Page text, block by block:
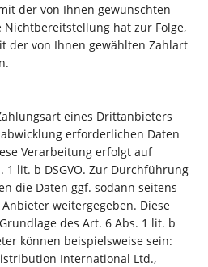
der von Ihnen gewünschten
hat zur Folge,
der von Ihnen gewählten Zahlart
eines Drittanbieters
erforderlichen Daten
Verarbeitung erfolgt auf
1 lit. b DSGVO. Zur Durchführung
die Daten ggf. sodann seitens
weitergegeben. Diese
des Art. 6 Abs. 1 lit. b
können beispielsweise sein:
International Ltd.,